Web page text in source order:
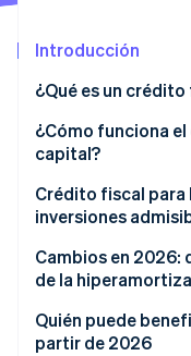
Introducción
¿Qué es un
¿Cómo funciona
capital?
Crédito fiscal para
inversiones
Cambios en 2026:
de la
Cómo funciona el
hiperamortización
Quién puede
partir de 2026